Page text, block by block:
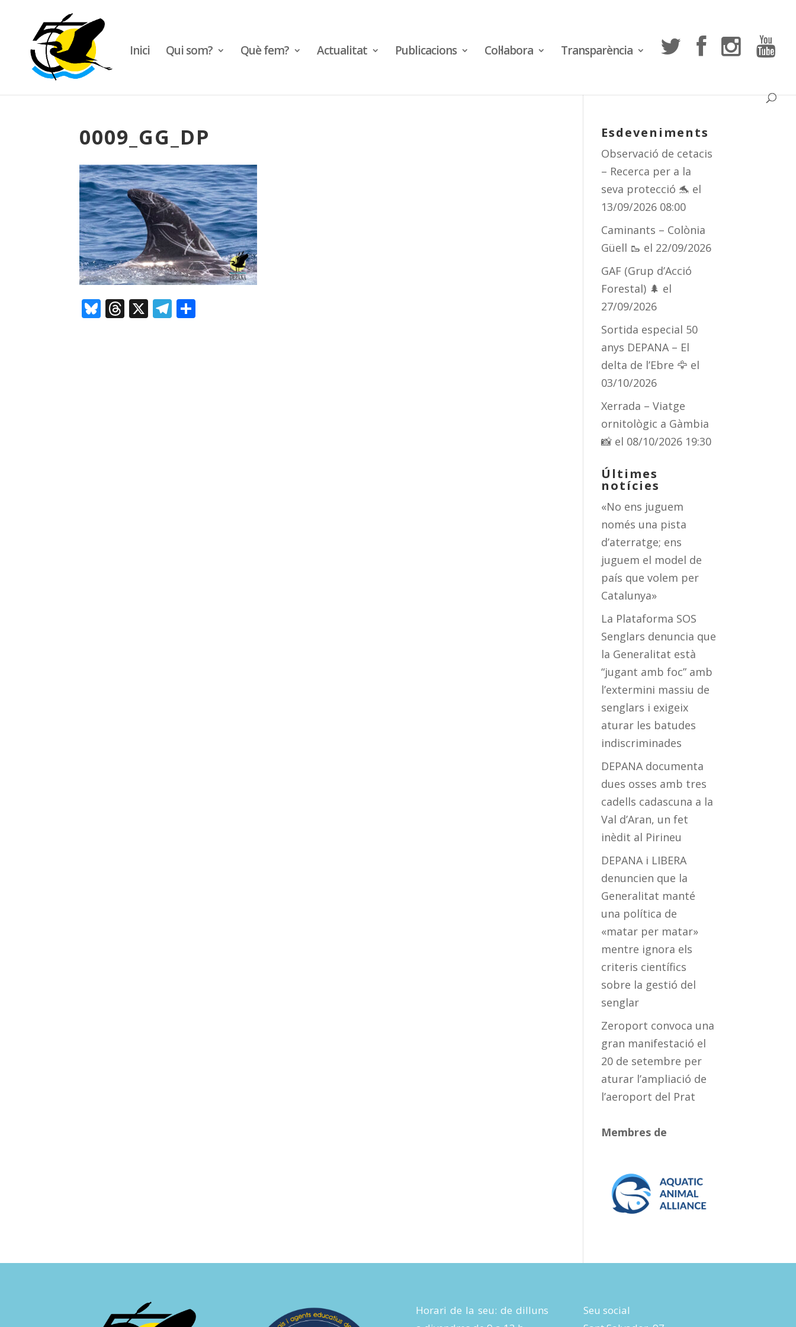
Inici Qui som? Què fem? Actualitat Publicacions Col·labora Transparència
0009_GG_DP
Bluesky
Threads
X Telegram
Esdeveniments
Observació de cetacis
– Recerca per a la
seva protecció 🐬 el
13/09/2026 08:00
Caminants – Colònia
Güell 🥾 el 22/09/2026
GAF (Grup d’Acció
Forestal) 🌲 el
27/09/2026
Sortida especial 50
anys DEPANA – El
delta de l’Ebre 🦅 el
03/10/2026
Xerrada – Viatge
ornitològic a Gàmbia
📸 el 08/10/2026 19:30
Últimes
notícies
«No ens juguem
només una pista
d’aterratge; ens
juguem el model de
país que volem per
Catalunya»
La Plataforma SOS
Senglars denuncia que
la Generalitat està
“jugant amb foc” amb
l’extermini massiu de
senglars i exigeix
aturar les batudes
indiscriminades
DEPANA documenta
dues osses amb tres
cadells cadascuna a la
Val d’Aran, un fet
inèdit al Pirineu
DEPANA i LIBERA
denuncien que la
Generalitat manté
una política de
«matar per matar»
mentre ignora els
criteris científics
sobre la gestió del
senglar
Zeroport convoca una
gran manifestació el
20 de setembre per
aturar l’ampliació de
l’aeroport del Prat
Membres de
Horari de la seu: de dilluns
Seu social